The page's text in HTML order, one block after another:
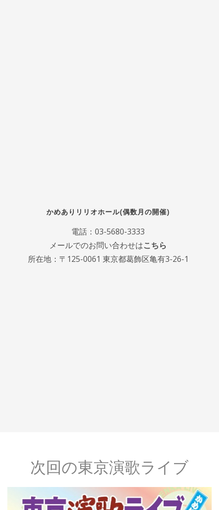
かめありリリオホール(偶数月の開催)
電話：03-5680-3333
メールでのお問い合わせはこちら
所在地：〒125-0061 東京都葛飾区亀有3-26-1
次回の東京演歌ライブ